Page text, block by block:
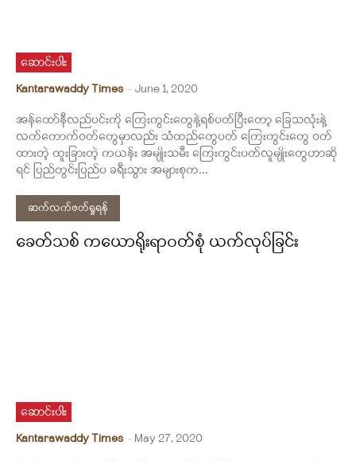
ဆောင်းပါး
Kantarawaddy Times - June 1, 2020
အန်ထော်နီလည်ပင်းကို ကြေးကွင်းတွေနဲ့ရစ်ပတ်ပြီးတော့ ခြေသလုံးနဲ့
လက်ကောက်ဝတ်တွေမှာလည်း သံထည်တွေပတ် ကြေးကွင်းတွေ ဝတ်
ထားတဲ့ ထူးခြားတဲ့ ကယန်း အမျိုးသမီး ကြေးကွင်းပတ်လူမျိုးတွေဟာဆို
ရင် ပြည်တွင်းပြည်ပ ခရီးသွား အများစုက...
ဆက်လက်ဖတ်ရှုရန်
ခေတ်သစ် ကယောရိုးရာဝတ်စုံ ယက်လုပ်ခြင်း
ဆောင်းပါး
Kantarawaddy Times - May 27, 2020